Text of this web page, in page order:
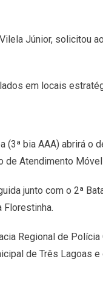
Júnior, solicitou
em locais
(3ª bia AAA) abrirá
Atendimento
junto com o 2ª
Florestinha.
Regional de
de Três Lagoas